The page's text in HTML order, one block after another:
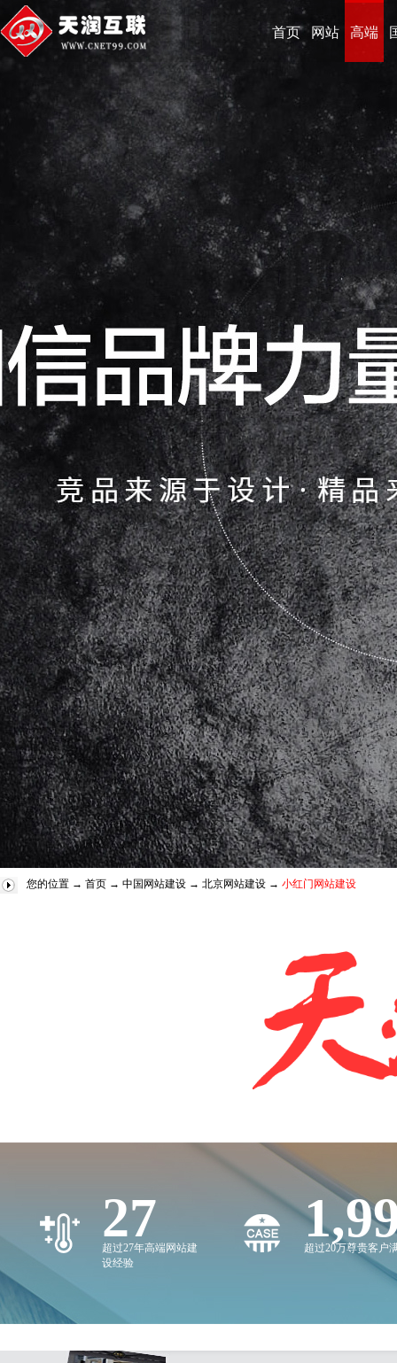
首页 网站 高端
您的位置 → 首页 → 中国网站建设 → 北京网站建设 → 小红门网站建设
27
超过27年高端网站建
设经验
超过20万尊贵客户